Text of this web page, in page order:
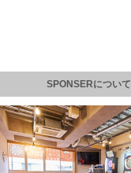
SPONSERについて